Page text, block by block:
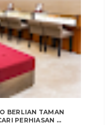
BERLIAN TAMAN
PERHIASAN ...